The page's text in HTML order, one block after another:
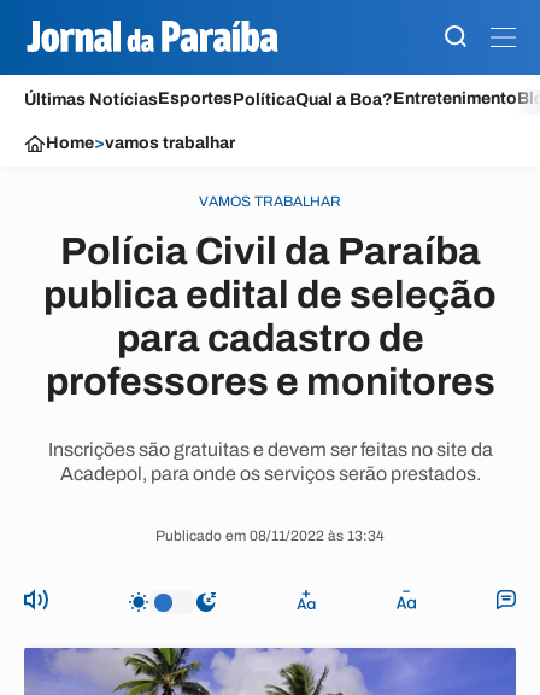
Últimas NotíciasEsportesPolíticaQual a Boa?Entretenimento
Home>vamos trabalhar
VAMOS TRABALHAR
Polícia Civil da Paraíba
publica edital de seleção
para cadastro de
professores e monitores
Inscrições são gratuitas e devem ser feitas no site da
Acadepol, para onde os serviços serão prestados.
Publicado em 08/11/2022 às 13:34